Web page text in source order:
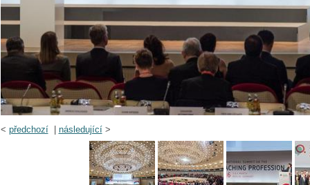
< předchozí| následující>